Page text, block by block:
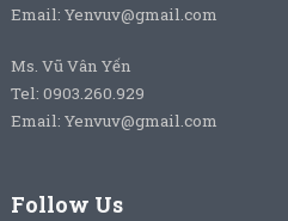
Email: Yenvuv@gmail.com
Ms. Vũ Vân Yến
Tel: 0903.260.929
Email: Yenvuv@gmail.com
Follow Us